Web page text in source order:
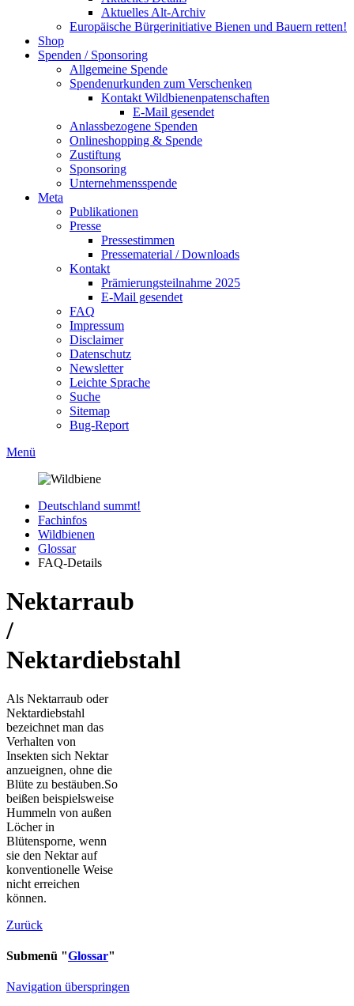
Aktuelles Alt-Archiv
Europäische Bürgerinitiative Bienen und Bauern retten!
Shop
Spenden / Sponsoring
Allgemeine Spende
Spendenurkunden zum Verschenken
Kontakt Wildbienenpatenschaften
E-Mail gesendet
Anlassbezogene Spenden
Onlineshopping & Spende
Zustiftung
Sponsoring
Unternehmensspende
Meta
Publikationen
Presse
Pressestimmen
Pressematerial / Downloads
Kontakt
Prämierungsteilnahme 2025
E-Mail gesendet
FAQ
Impressum
Disclaimer
Datenschutz
Newsletter
Leichte Sprache
Suche
Sitemap
Bug-Report
Menü
Deutschland summt!
Fachinfos
Wildbienen
Glossar
FAQ-Details
Nektarraub
/
Nektardiebstahl
Als Nektarraub oder
Nektardiebstahl
bezeichnet man das
Verhalten von
Insekten sich Nektar
anzueignen, ohne die
Blüte zu bestäuben.So
beißen beispielsweise
Hummeln von außen
Löcher in
Blütensporne, wenn
sie den Nektar auf
konventionelle Weise
nicht erreichen
können.
Zurück
Submenü "Glossar"
Navigation überspringen